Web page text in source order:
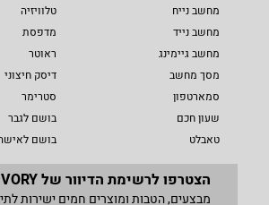
מחשב נייח
מחשב נייד
מחשב גיימינג
מסך מחשב
סמארטפון
שעון חכם
טאבלט
טלוויזיה
מדפסת
ראוטר
דיסק חיצוני
סטרימר
בושם לגבר
בושם
הצטרפו לרשימת הדיוור של IVORY
מבצעים, הטבות ומוצרים חמים ישירות